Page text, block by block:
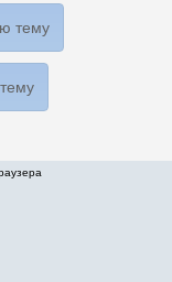
тему